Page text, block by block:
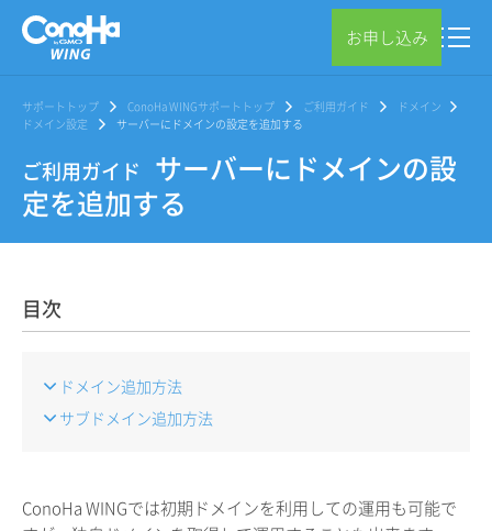
お申し込み
サポートトップ ConoHa WINGサポートトップ ご利用ガイド
ドメイン
ドメイン設定
サーバーにドメインの設定を追加する
ご利用ガイド サーバーにドメインの設
定を追加する
目次
ドメイン追加方法
サブドメイン追加方法
ConoHa WINGでは初期ドメインを利用しての運用も可能で